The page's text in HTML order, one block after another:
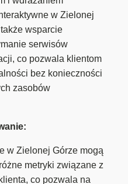
w Zielonej
wsparcie
serwisów
co pozwala klientom
bez konieczności
zasobów
w Zielonej Górze mogą
metryki związane z
co pozwala na